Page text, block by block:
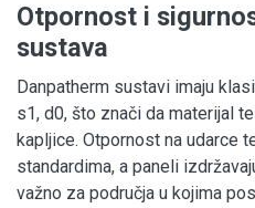
Otpornost i
sustava
Danpatherm sustavi imaju
s1, d0, što znači da materijal
kapljice. Otpornost na udarce
standardima, a paneli
važno za područja u kojima